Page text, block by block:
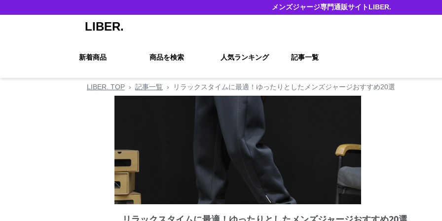
メンズジャージ専門通販サイトLIBER.
LIBER.
新着商品 商品を検索 人気ランキング 記事一覧
LIBER. TOP › 記事一覧 › リラックスタイムに最適！ゆったりとしたメンズジャージおすすめ20選